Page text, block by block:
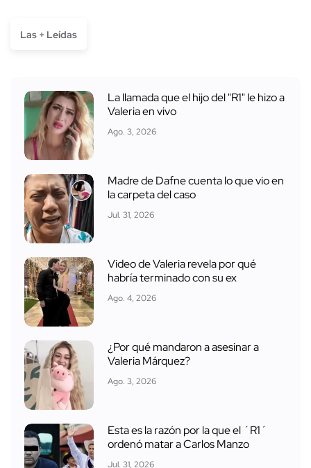
Las + Leídas
La llamada que el hijo del "R1" le hizo a
Valeria en vivo
Ago. 3, 2026
Madre de Dafne cuenta lo que vio en
la carpeta del caso
Jul. 31, 2026
Video de Valeria revela por qué
habría terminado con su ex
Ago. 4, 2026
¿Por qué mandaron a asesinar a
Valeria Márquez?
Ago. 3, 2026
Esta es la razón por la que el ´R1´
ordenó matar a Carlos Manzo
Jul. 31, 2026